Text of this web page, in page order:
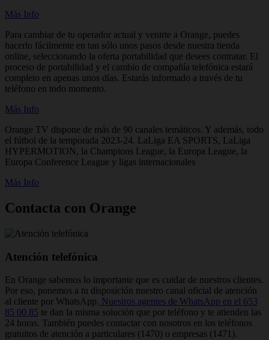
Más Info
Para cambiar de tu operador actual y venirte a Orange, puedes
hacerlo fácilmente en tan sólo unos pasos desde nuestra tienda
online, seleccionando la oferta portabilidad que desees contratar. El
proceso de portabilidad y el cambio de compañía telefónica estará
completo en apenas unos días. Estarás informado a través de tu
teléfono en todo momento.
Más Info
Orange TV dispone de más de 90 canales temáticos. Y además, todo
el fútbol de la temporada 2023-24. LaLiga EA SPORTS, LaLiga
HYPERMOTION, la Champions League, la Europa League, la
Europa Conference League y ligas internacionales
Más Info
Contacta con Orange
Atención telefónica
En Orange sabemos lo importante que es cuidar de nuestros clientes.
Por eso, ponemos a tu disposición nuestro canal oficial de atención
al cliente por WhatsApp. Nuestros agentes de WhatsApp en el 653
85 00 85 te dan la misma solución que por teléfono y te atienden las
24 horas. También puedes contactar con nosotros en los teléfonos
gratuitos de atención a particulares (1470) o empresas (1471).